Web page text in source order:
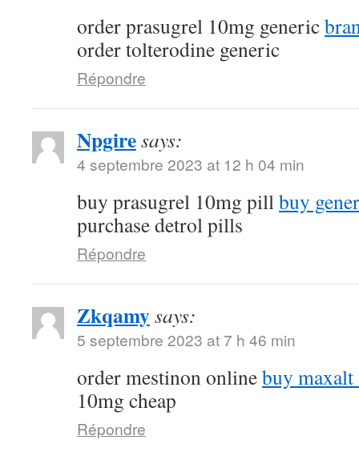
order prasugrel 10mg generic
order tolterodine generic
Répondre
Npgiresays:
4 septembre 2023 at 12 h 04 min
buy prasugrel 10mg pillbuy
purchase detrol pills
Répondre
Zkqamysays:
5 septembre 2023 at 7 h 46 min
order mestinon onlinebuy
10mg cheap
Répondre